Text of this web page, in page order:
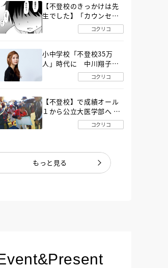
【不登校のきっかけは先
生でした】「カウンセリ
ングの時間」生徒の情報
をバラしたのは…《第２
コクリコ
小中学校「不登校35万
人」時代に 中川翔子さ
んが審査委員長「不登校
生動画甲子園 2026」が開
コクリコ
【不登校】で成績オール
１から公立大医学部へ 中
２で起立性調節障害「治
るまで３年」の診断 その
コクリコ
もっと見る